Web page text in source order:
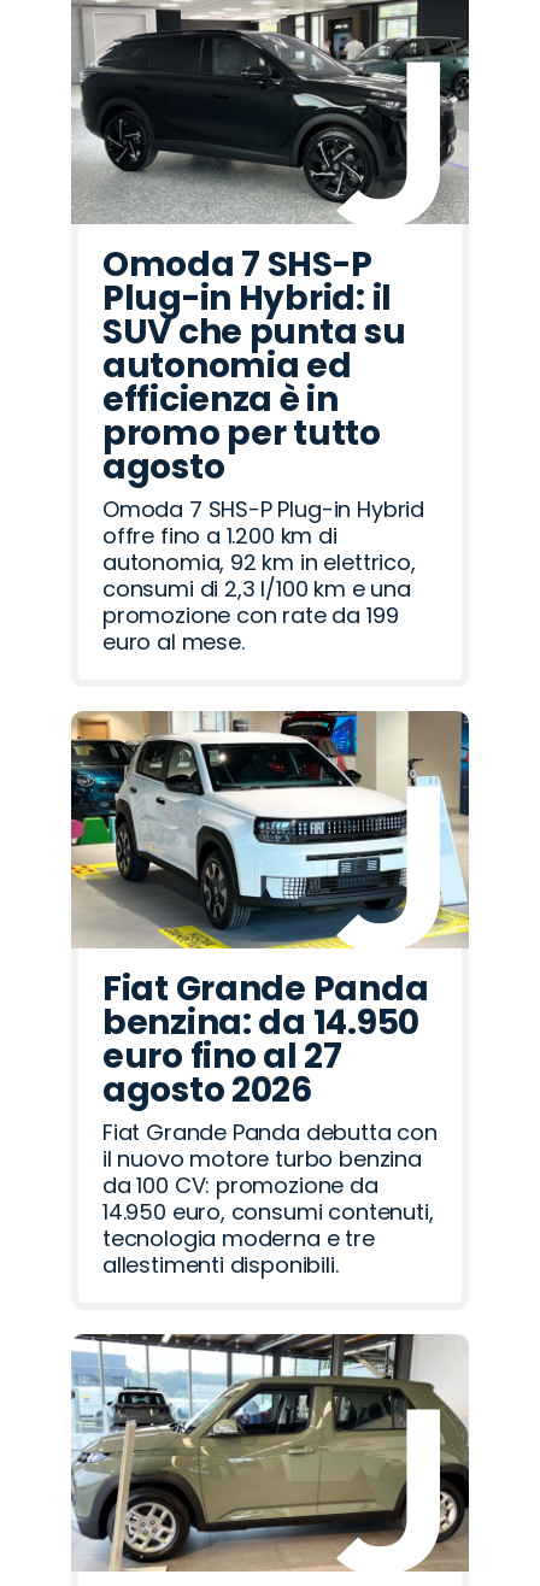
Omoda 7 SHS-P
Plug-in Hybrid: il
SUV che punta su
autonomia ed
efficienza è in
promo per tutto
agosto
Omoda 7 SHS-P Plug-in Hybrid
offre fino a 1.200 km di
autonomia, 92 km in elettrico,
consumi di 2,3 l/100 km e una
promozione con rate da 199
euro al mese.
Fiat Grande Panda
benzina: da 14.950
euro fino al 27
agosto 2026
Fiat Grande Panda debutta con
il nuovo motore turbo benzina
da 100 CV: promozione da
14.950 euro, consumi contenuti,
tecnologia moderna e tre
allestimenti disponibili.